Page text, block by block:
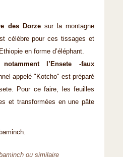
des Dorzesur la montagne
célèbre pour ces tissages et
en forme d’éléphant.
l’Ensete -faux
appelé "Kotcho" est préparé
Pour ce faire, les feuilles
et transformées en une pâte
ou similaire​​​